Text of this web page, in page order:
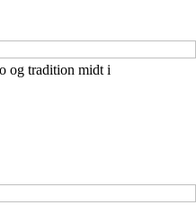
og tradition midt i